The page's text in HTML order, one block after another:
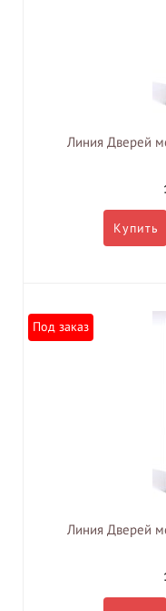
Линия Дверей
Купить
Под заказ
Линия Дверей